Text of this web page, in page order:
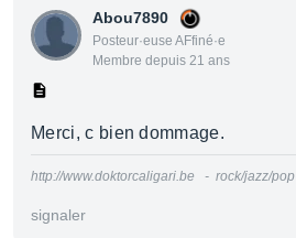
Abou7890
Posteur·euse AFfiné·e
Membre depuis 21 ans
Merci, c bien dommage.
http://www.doktorcaligari.be - rock/jazz/pop
signaler